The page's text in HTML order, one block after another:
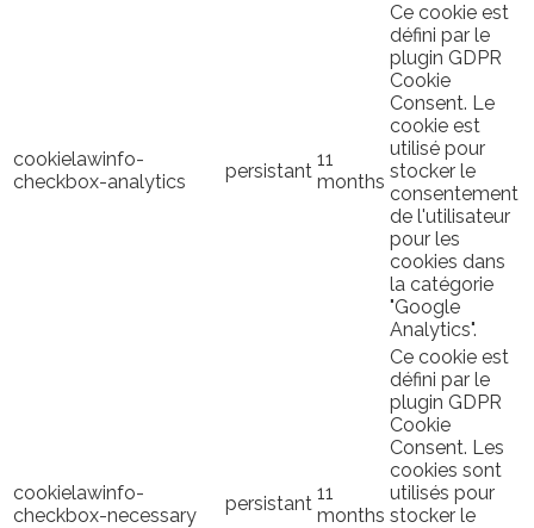
cookielawinfo-
checkbox-analytics
persistant
11
months
Ce cookie est
défini par le
plugin GDPR
Cookie
Consent. Le
cookie est
utilisé pour
stocker le
consentement
de l'utilisateur
pour les
cookies dans
la catégorie
"Google
Analytics".
cookielawinfo-
checkbox-necessary
persistant 11
months
Ce cookie est
défini par le
plugin GDPR
Cookie
Consent. Les
cookies sont
utilisés pour
stocker le